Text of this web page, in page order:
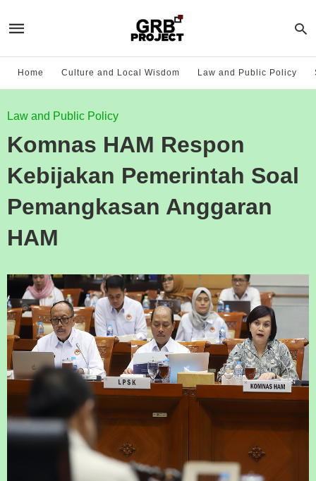
Home Culture and Local Wisdom Law and Public Policy
Law and Public Policy
Komnas HAM Respon
Kebijakan Pemerintah Soal
Pemangkasan Anggaran
HAM